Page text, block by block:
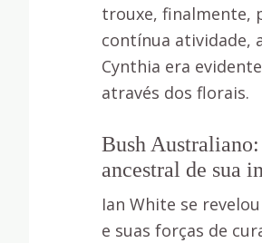
trouxe, finalmente,
contínua atividade,
Cynthia era
através dos florais.
Bush
ancestral de sua
Ian White se
e suas forças de